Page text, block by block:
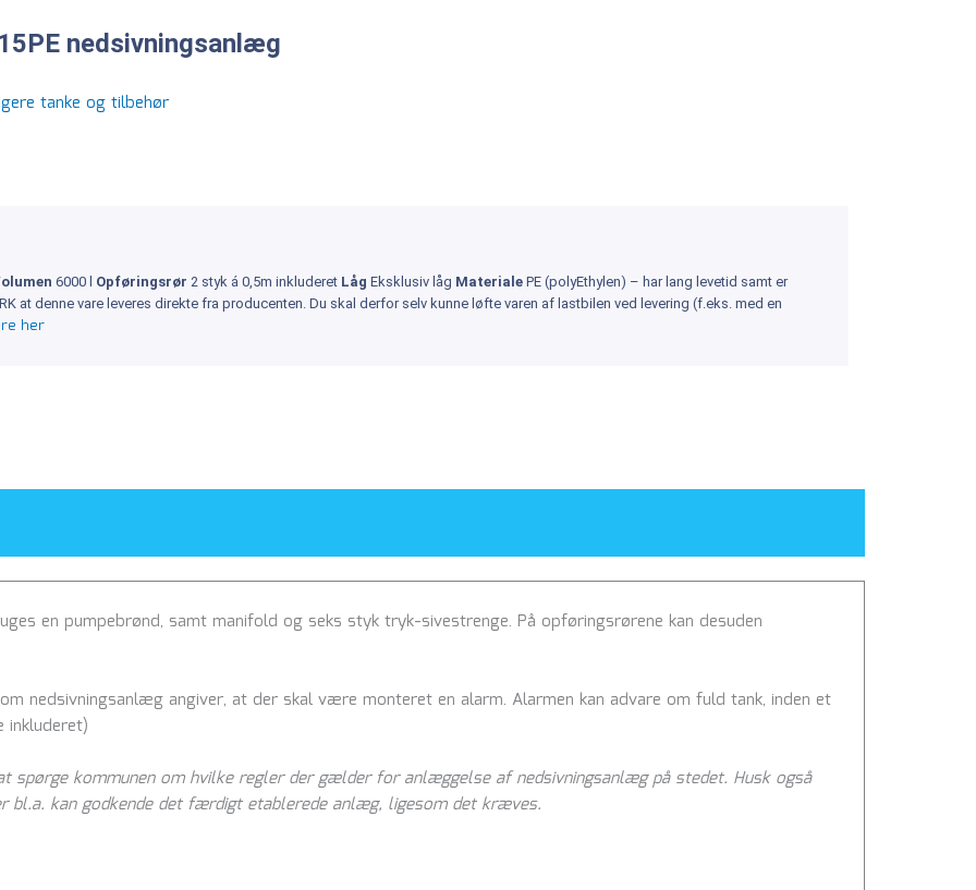
nedsivningsanlæg
tanke og tilbehør
6000 l Opføringsrør 2 styk á 0,5m inkluderet Låg Eksklusiv låg Materiale PE (polyEthylen) – har lang levetid samt er
at denne vare leveres direkte fra producenten. Du skal derfor selv kunne løfte varen af lastbilen ved levering (f.eks. med en
her
en pumpebrønd, samt manifold og seks styk tryk-sivestrenge. På opføringsrørene kan desuden
nedsivningsanlæg angiver, at der skal være monteret en alarm. Alarmen kan advare om fuld tank, inden et
inkluderet)
spørge kommunen om hvilke regler der gælder for anlæggelse af nedsivningsanlæg på stedet. Husk også
bl.a. kan godkende det færdigt etablerede anlæg, ligesom det kræves.